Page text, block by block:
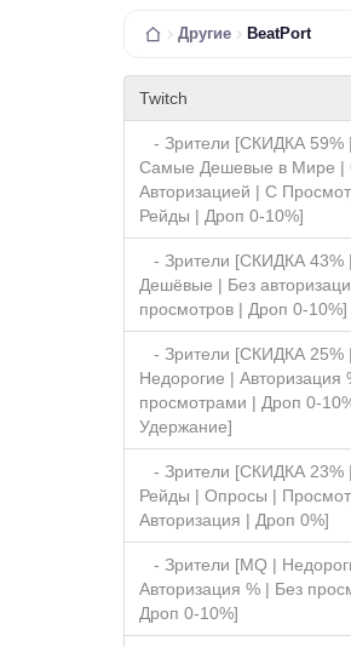
Другие BeatPort
Twitch
- Зрители [СКИДКА 59%
Самые Дешевые в Мире |
Авторизацией | С
Рейды | Дроп 0-10%]
- Зрители [СКИДКА 43%
Дешёвые | Без
просмотров | Дроп 0-10%]
- Зрители [СКИДКА 25%
Недорогие | Авторизация
просмотрами | Дроп 0-
Удержание]
- Зрители [СКИДКА 23%
Рейды | Опросы |
Авторизация | Дроп 0%]
- Зрители [MQ |
Авторизация % | Без
Дроп 0-10%]